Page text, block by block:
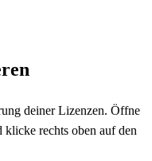
deiner Lizenzen. Öffne
klicke rechts oben auf den